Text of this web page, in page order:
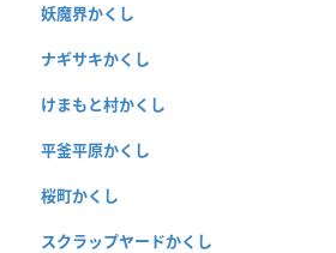
妖魔界かくし
ナギサキかくし
けまもと村かくし
平釜平原かくし
桜町かくし
スクラップヤードかくし